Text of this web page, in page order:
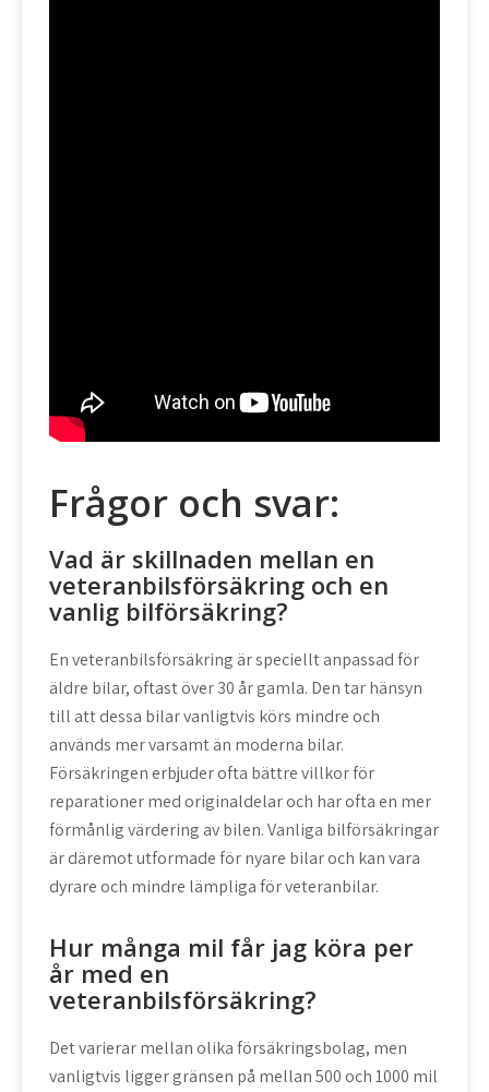
Frågor och svar:
Vad är skillnaden mellan en
veteranbilsförsäkring och en
vanlig bilförsäkring?
En veteranbilsförsäkring är speciellt anpassad för
äldre bilar, oftast över 30 år gamla. Den tar hänsyn
till att dessa bilar vanligtvis körs mindre och
används mer varsamt än moderna bilar.
Försäkringen erbjuder ofta bättre villkor för
reparationer med originaldelar och har ofta en mer
förmånlig värdering av bilen. Vanliga bilförsäkringar
är däremot utformade för nyare bilar och kan vara
dyrare och mindre lämpliga för veteranbilar.
Hur många mil får jag köra per
år med en
veteranbilsförsäkring?
Det varierar mellan olika försäkringsbolag, men
vanligtvis ligger gränsen på mellan 500 och 1000 mil